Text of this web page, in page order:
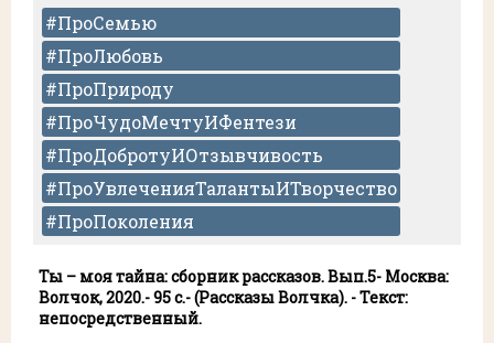
#ПроСемью
#ПроЛюбовь
#ПроПрироду
#ПроЧудоМечтуИФентези
#ПроДобротуИОтзывчивость
#ПроУвлеченияТалантыИТворчество
#ПроПоколения
Ты – моя тайна: сборник рассказов. Вып.5- Москва:
Волчок, 2020.- 95 с.- (Рассказы Волчка). - Текст:
непосредственный.